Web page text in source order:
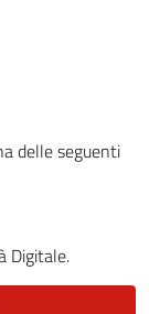
delle seguenti
Digitale.